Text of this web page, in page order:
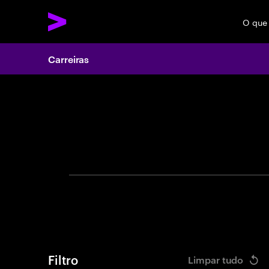
O
Carreiras
Filtro Limpar tudo